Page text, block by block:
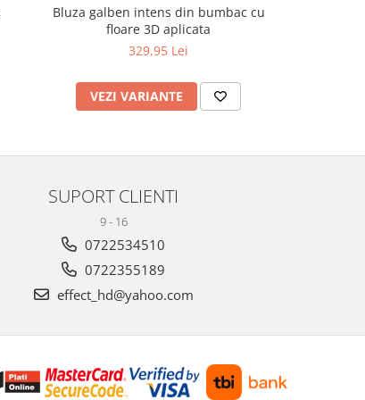
Bluza galben intens din bumbac cu
floare 3D aplicata
329,95 Lei
VEZI VARIANTE
SUPORT CLIENTI
9 - 16
0722534510
0722355189
effect_hd@yahoo.com